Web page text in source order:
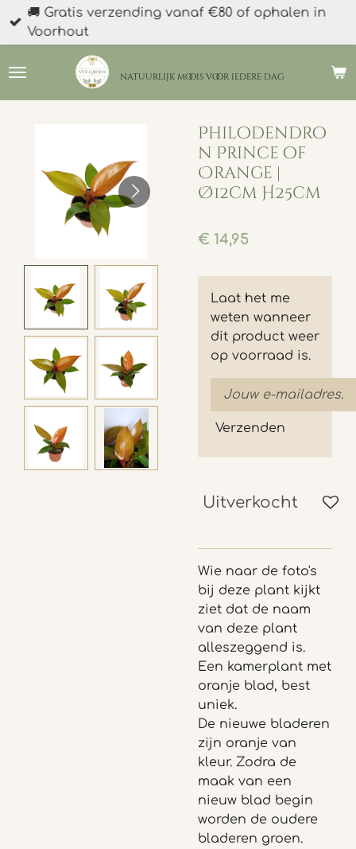
Ga
direct
de
natuurlijk moois voor iedere dag
🚚 Gratis verzending vanaf €80 of ophalen in
Voorhout
Philodendro
n Prince of
Orange |
Ø12cm H25cm
€ 14,95
Laat het me
weten wanneer
dit product weer
op voorraad is.
Verzenden
Uitverkocht
Wie naar de foto's
bij deze plant kijkt
ziet dat de naam
van deze plant
alleszeggend is.
Een kamerplant met
oranje blad, best
uniek.
De nieuwe bladeren
zijn oranje van
kleur. Zodra de
maak van een
nieuw blad begin
worden de oudere
bladeren groen.